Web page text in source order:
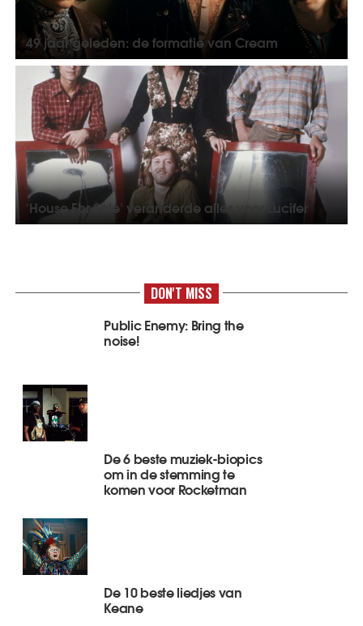
49 jaar geleden: de formatie van Cream
'House For Sale' veranderde alles voor Lucifer
DON'T MISS
Public Enemy: Bring the
noise!
De 6 beste muziek-biopics
om in de stemming te
komen voor Rocketman
De 10 beste liedjes van
Keane